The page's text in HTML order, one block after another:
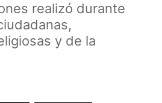
realizó durante
y de la